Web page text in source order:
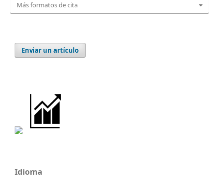
Más formatos de cita
Enviar un artículo
Idioma